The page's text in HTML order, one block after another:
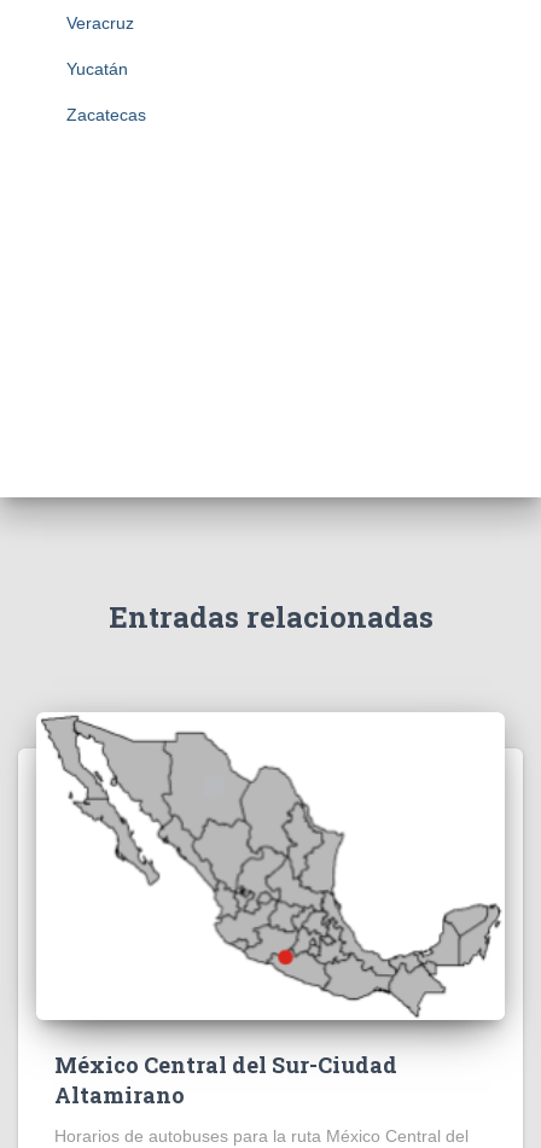
Veracruz
Yucatán
Zacatecas
Entradas relacionadas
México Central del Sur-Ciudad
Altamirano
Horarios de autobuses para la ruta México Central del